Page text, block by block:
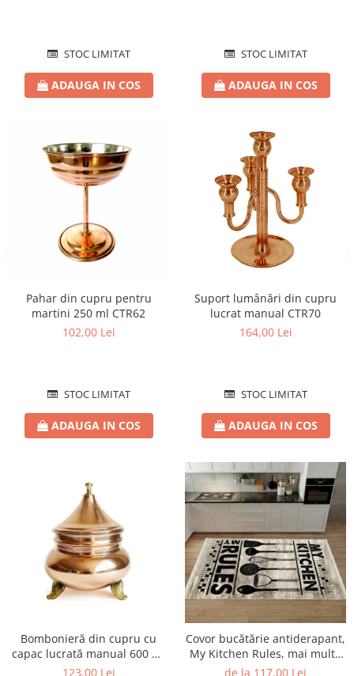
STOC LIMITAT
ADAUGA IN COS
STOC LIMITAT
ADAUGA IN COS
Pahar din cupru pentru
martini 250 ml CTR62
102,00 Lei
STOC LIMITAT
ADAUGA IN COS
Suport lumânări din cupru
lucrat manual CTR70
164,00 Lei
STOC LIMITAT
ADAUGA IN COS
Bombonieră din cupru cu
capac lucrată manual 600 ml
CTR73
123,00 Lei
Covor bucătărie antiderapant,
My Kitchen Rules, mai multe
dimensiuni
de la 117,00 Lei